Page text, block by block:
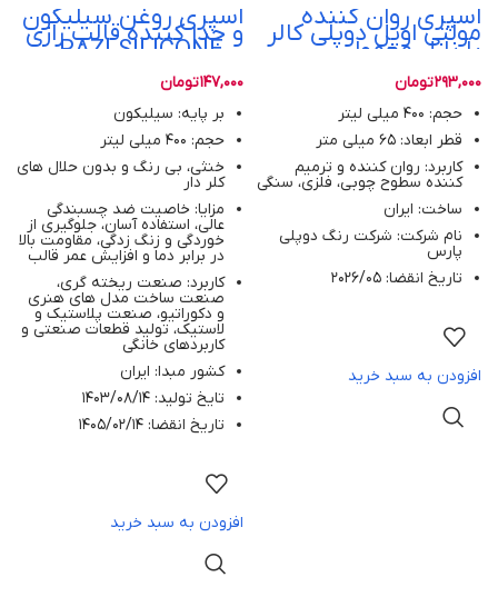
اسپری روان کننده
مولتی اویل دوپلی کالر
با نازل معمولی –
MULTI OIL DUPLI
COLOR
293,000تومان
حجم: 400 میلی لیتر
قطر ابعاد: 65 میلی متر
کاربرد: روان کننده و ترمیم
کننده سطوح چوبی، فلزی، سنگی
ساخت: ایران
نام شرکت: شرکت رنگ دوپلی
پارس
تاریخ انقضا: 2026/05
افزودن به سبد خرید
اسپری روغن سیلیکون
و جدا کننده قالب رازی
– RAZI SILICONE
OIL SPRAY 400ml
147,000تومان
بر پایه: سیلیکون
حجم: 400 میلی لیتر
خنثی، بی رنگ و بدون حلال های
کلر دار
مزایا: خاصیت ضد چسبندگی
عالی، استفاده آسان، جلوگیری از
خوردگی و زنگ زدگی، مقاومت بالا
در برابر دما و افزایش عمر قالب
کاربرد: صنعت ریخته‌ گری،
صنعت ساخت مدل‌ های هنری
و دکوراتیو، صنعت پلاستیک و
لاستیک، تولید قطعات صنعتی و
کاربردهای خانگی
کشور مبدا: ایران
تایخ تولید: 1403/08/14
تاریخ انقضا: 1405/02/14
افزودن به سبد خرید